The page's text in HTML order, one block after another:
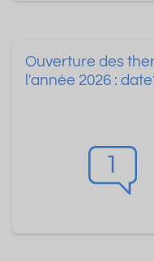
1
Ouverture des
l'année 2026 :